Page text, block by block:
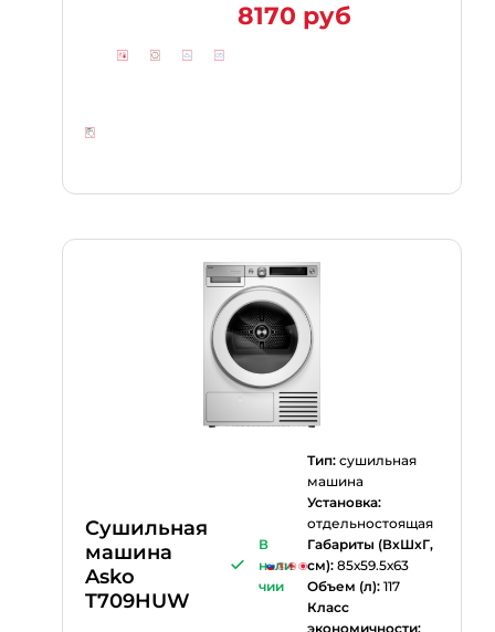
8170 руб
Сушильная
машина
Asko
T709HUW
В
нали
чии
Тип: сушильная
машина
Установка:
отдельностоящая
Габариты (ВхШхГ,
см): 85х59.5х63
Объем (л): 117
Класс
экономичности: